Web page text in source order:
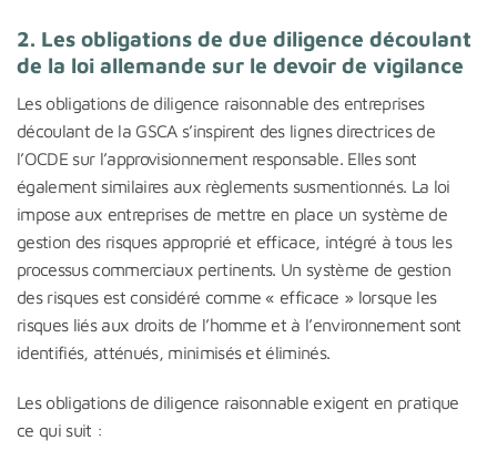
2. Les obligations de due diligence découlant
de la loi allemande sur le devoir de vigilance
Les obligations de diligence raisonnable des entreprises
découlant de la GSCA s’inspirent des lignes directrices de
l’OCDE sur l’approvisionnement responsable. Elles sont
également similaires aux règlements susmentionnés. La loi
impose aux entreprises de mettre en place un système de
gestion des risques approprié et efficace, intégré à tous les
processus commerciaux pertinents. Un système de gestion
des risques est considéré comme « efficace » lorsque les
risques liés aux droits de l’homme et à l’environnement sont
identifiés, atténués, minimisés et éliminés.
Les obligations de diligence raisonnable exigent en pratique
ce qui suit :